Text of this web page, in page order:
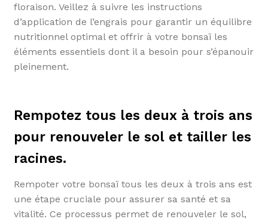
floraison. Veillez à suivre les instructions
d’application de l’engrais pour garantir un équilibre
nutritionnel optimal et offrir à votre bonsaï les
éléments essentiels dont il a besoin pour s’épanouir
pleinement.
Rempotez tous les deux à trois ans
pour renouveler le sol et tailler les
racines.
Rempoter votre bonsaï tous les deux à trois ans est
une étape cruciale pour assurer sa santé et sa
vitalité. Ce processus permet de renouveler le sol,